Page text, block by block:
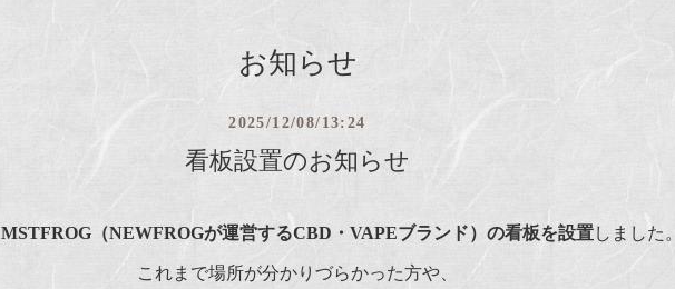
お知らせ
2025/12/08/13:24
看板設置のお知らせ
MSTFROG（NEWFROGが運営するCBD・VAPEブランド）の看板を設置しました。
これまで場所が分かりづらかった方や、